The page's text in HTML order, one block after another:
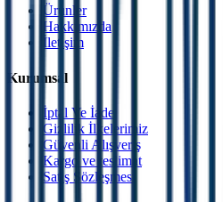
Ürünler
Hakkımızda
İletişim
Kurumsal
İptal Ve İade
Gizlilik İlkelerimiz
Güvenli Alışveriş
Kargo ve teslimat
Satış Sözleşmesi